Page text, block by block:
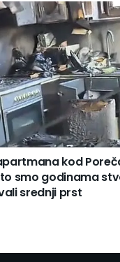
kod
smo godinama
srednji prst